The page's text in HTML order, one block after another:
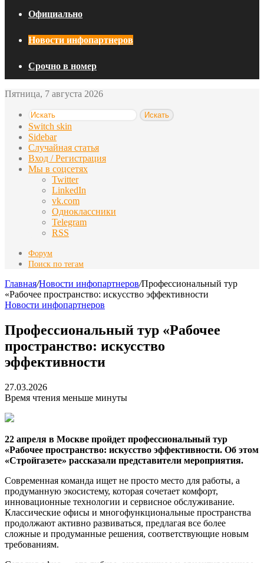
Официально
Новости инфопартнеров
Срочно в номер
Пятница, 7 августа 2026
Искать
Switch skin
Sidebar
Случайная статья
Вход / Регистрация
Мы в соцсетях
Twitter
LinkedIn
vk.com
Одноклассники
Telegram
RSS
Форум
Поиск по тегам
Главная/Новости инфопартнеров/Профессиональный тур
«Рабочее пространство: искусство эффективности
Новости инфопартнеров
Профессиональный тур «Рабочее
пространство: искусство
эффективности
27.03.2026
Время чтения меньше минуты
22 апреля в Москве пройдет профессиональный тур
«Рабочее пространство: искусство эффективности. Об этом
«Стройгазете» рассказали представители мероприятия.
Современная команда ищет не просто место для работы, а
продуманную экосистему, которая сочетает комфорт,
инновационные технологии и сервисное обслуживание.
Классические офисы и многофункциональные пространства
продолжают активно развиваться, предлагая все более
сложные и продуманные решения, соответствующие новым
требованиям.